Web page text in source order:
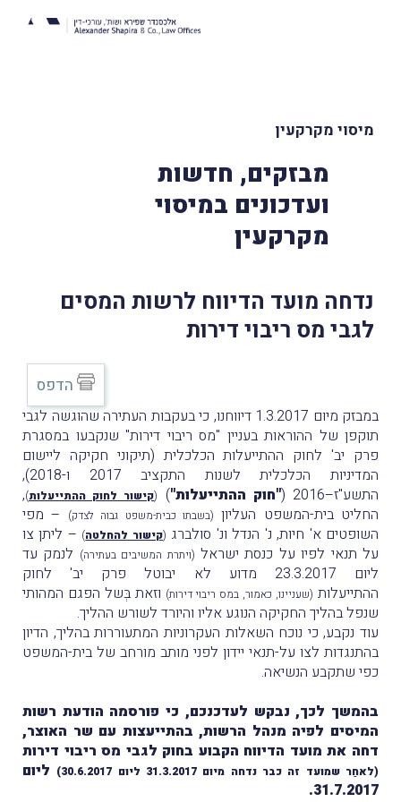
מיסוי מקרקעין
מבזקים, חדשות
ועדכונים במיסוי
מקרקעין
נדחה מועד הדיווח לרשות המסים
לגבי מס ריבוי דירות
במבזק מיום 1.3.2017 דיווחנו, כי בעקבות העתירה שהוגשה לגבי
תוקפן של ההוראות בעניין "מס ריבוי דירות" שנקבעו במסגרת
פרק יב' לחוק ההתייעלות הכלכלית (תיקוני חקיקה ליישום
המדיניות הכלכלית לשנות התקציב 2017 ו-2018),
התשע"ז–2016 (
"חוק ההתייעלות")
(קישור לחוק ההתייעלות)
,
החליט בית-המשפט העליון (בשבתו כבית-משפט גבוה לצדק)
– מפי
השופטים א' חיות, נ' הנדל ונ' סולברג (קישור להחלטה) – ליתן צו
על תנאי לפיו על כנסת ישראל (ויתרת המשיבים בעתירה) לנמק עד
ליום 23.3.2017 מדוע לא יבוטל פרק יב' לחוק
ההתייעלות (שעניינו, כאמור, במס ריבוי דירות) וזאת בְּשל הפגם המהותי
שנפל בהליך החקיקה הנוגע אליו והיורד לשורש ההליך.
עוד נקבע, כי נוכח השאלות העקרוניות המתעוררות בהליך, הדיון
בהתנגדות לצו על-תנאי יידון לפני מותב מורחב של בית-המשפט
כפי שתקבע הנשיאה.
בהמשך לכך, נבקש לעדכנכם, כי פורסמה הודעת רשות
המיסים לפיה מנהל הרשות, בהתייעצות עם שר האוצר,
דחה את מועד הדיווח הקבוע בחוק לגבי מס ריבוי דירות
(לאחַר שמועד זה כבר נדחה מיום 31.3.2017 ליום 30.6.2017)
ליום
31.7.2017.